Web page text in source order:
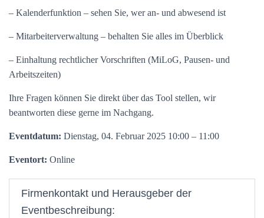
– Kalenderfunktion – sehen Sie, wer an- und abwesend ist
– Mitarbeiterverwaltung – behalten Sie alles im Überblick
– Einhaltung rechtlicher Vorschriften (MiLoG, Pausen- und
Arbeitszeiten)
Ihre Fragen können Sie direkt über das Tool stellen, wir
beantworten diese gerne im Nachgang.
Eventdatum: Dienstag, 04. Februar 2025 10:00 – 11:00
Eventort: Online
Firmenkontakt und Herausgeber der
Eventbeschreibung: